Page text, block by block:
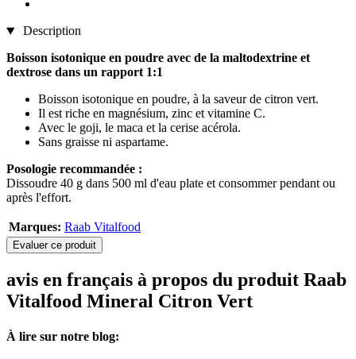
Description
Boisson isotonique en poudre avec de la maltodextrine et
dextrose dans un rapport 1:1
Boisson isotonique en poudre, à la saveur de citron vert.
Il est riche en magnésium, zinc et vitamine C.
Avec le goji, le maca et la cerise acérola.
Sans graisse ni aspartame.
Posologie recommandée :
Dissoudre 40 g dans 500 ml d'eau plate et consommer pendant ou
après l'effort.
Marques: Raab Vitalfood
Evaluer ce produit
avis en français à propos du produit Raab
Vitalfood Mineral Citron Vert
À lire sur notre blog: